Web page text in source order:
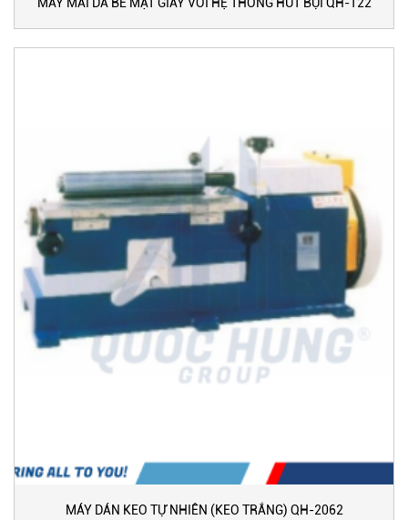
MÁY MÀI DA BỀ MẶT GIÀY VỚI HỆ THỐNG HÚT BỤI QH-122
MÁY DÁN KEO TỰ NHIÊN (KEO TRẮNG) QH-2062